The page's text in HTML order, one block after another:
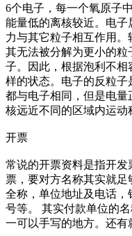
6个电子，每一个氧原子
能量低的离核较近。电
力与其它粒子相互作用
其无法被分解为更小的粒
子。因此，根据泡利不相
样的状态。电子的反粒
都与电子相同，但是电
核远近不同的区域内运动
开票
常说的开票资料是指开
票，要对方名称其实就
全称，单位地址及电话
号等。 其实付款单位的
一可以手写的地方。还有